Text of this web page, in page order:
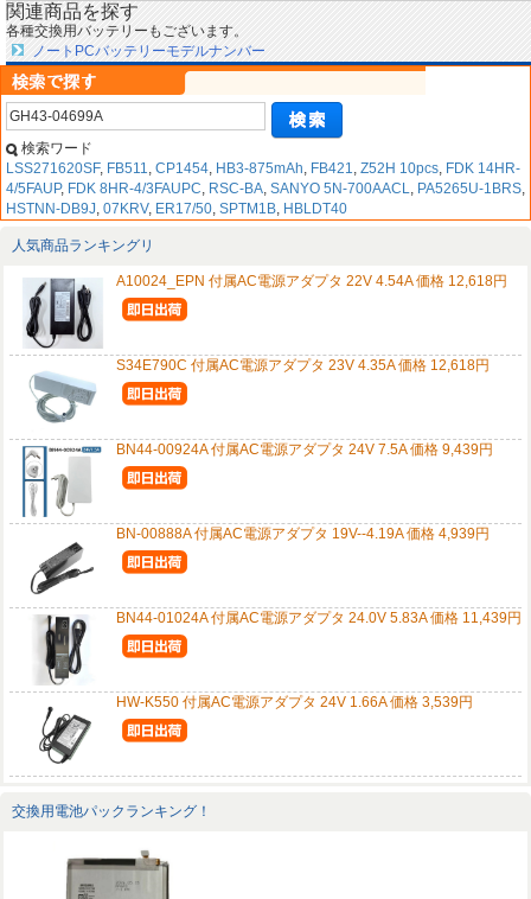
関連商品を探す
各種交換用バッテリーもございます。
ノートPCバッテリーモデルナンバー
検索ワード
LSS271620SF, FB511, CP1454, HB3-875mAh, FB421, Z52H 10pcs, FDK 14HR-
4/5FAUP, FDK 8HR-4/3FAUPC, RSC-BA, SANYO 5N-700AACL, PA5265U-1BRS,
HSTNN-DB9J, 07KRV, ER17/50, SPTM1B, HBLDT40
人気商品ランキングリ
A10024_EPN 付属AC電源アダプタ 22V 4.54A 価格 12,618円
S34E790C 付属AC電源アダプタ 23V 4.35A 価格 12,618円
BN44-00924A 付属AC電源アダプタ 24V 7.5A 価格 9,439円
BN-00888A 付属AC電源アダプタ 19V--4.19A 価格 4,939円
BN44-01024A 付属AC電源アダプタ 24.0V 5.83A 価格 11,439円
HW-K550 付属AC電源アダプタ 24V 1.66A 価格 3,539円
交換用電池パックランキング！